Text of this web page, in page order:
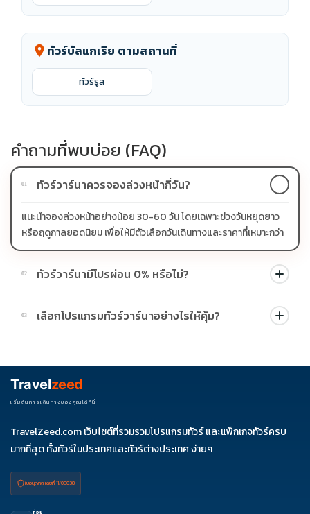
location_on ทัวร์บัลแกเรีย ตามสถานที่
ทัวร์รูส
คำถามที่พบบ่อย (FAQ)
01 ทัวร์วาร์นาควรจองล่วงหน้ากี่วัน?
แนะนำจองล่วงหน้าอย่างน้อย 30-60 วัน โดยเฉพาะช่วงวันหยุดยาว
หรือฤดูกาลยอดนิยม เพื่อให้มีตัวเลือกวันเดินทางและราคาที่เหมาะกว่า
02 ทัวร์วาร์นามีโปรผ่อน 0% หรือไม่?
บางโปรแกรมมีโปรผ่อน 0% หรือโปรโมชั่นบัตรเครดิตตามเงื่อนไขที่
บริษัทกำหนด สามารถดูสัญลักษณ์โปรโมชั่นในรายการทัวร์แต่ละ
03 เลือกโปรแกรมทัวร์วาร์นาอย่างไรให้คุ้ม?
ช่วงราคา ไม่ควรเทียบจากราคาต่ำสุดเพียงอย่างเดียว
Travelzeed
เริ่มต้นการเดินทางของคุณได้ที่นี่
TravelZeed.com เว็บไซต์ที่รวมรวมโปรแกรมทัวร์ และแพ็กเกจทัวร์ครบ
มากที่สุด ทั้งทัวร์ในประเทศและทัวร์ต่างประเทศ ง่ายๆ
ใบอนุญาต เลขที่ 11/08038